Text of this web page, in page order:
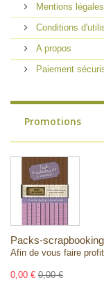
Mentions légales
Conditions
A propos
Paiement
Promotions
Packs-
Afin de vous faire
0,00 € 0,00 €